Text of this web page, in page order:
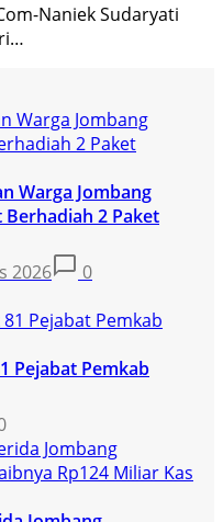
Naniek Sudaryati
Warga Jombang
Berhadiah 2 Paket
2026 0
Pejabat Pemkab